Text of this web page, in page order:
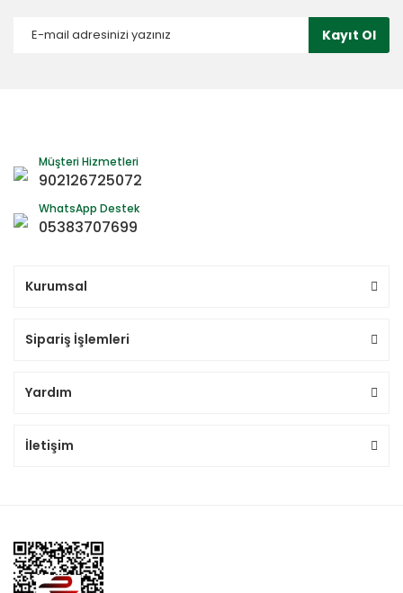
Kayıt Ol
Müşteri Hizmetleri
902126725072
WhatsApp Destek
05383707699
Kurumsal
Sipariş İşlemleri
Yardım
İletişim